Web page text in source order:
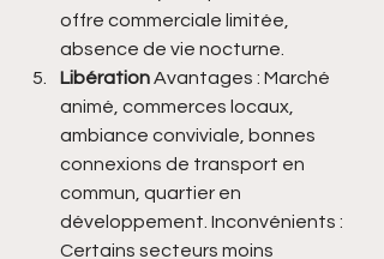
offre commerciale limitée,
absence de vie nocturne.
Libération Avantages : Marché
animé, commerces locaux,
ambiance conviviale, bonnes
connexions de transport en
commun, quartier en
développement. Inconvénients :
Certains secteurs moins